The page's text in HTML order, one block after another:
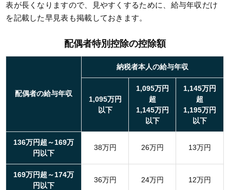
表が長くなりますので、見やすくするために、給与年収だけ
を記載した早見表も掲載しておきます。
配偶者特別控除の控除額
配偶者の給与年収
納税者本人の給与年収
1,095万円
以下
1,095万円
超
1,145万円
以下
1,145万円
超
1,195万円
以下
136万円超～169万
円以下
38万円 26万円 13万円
169万円超～174万
円以下
36万円 24万円 12万円